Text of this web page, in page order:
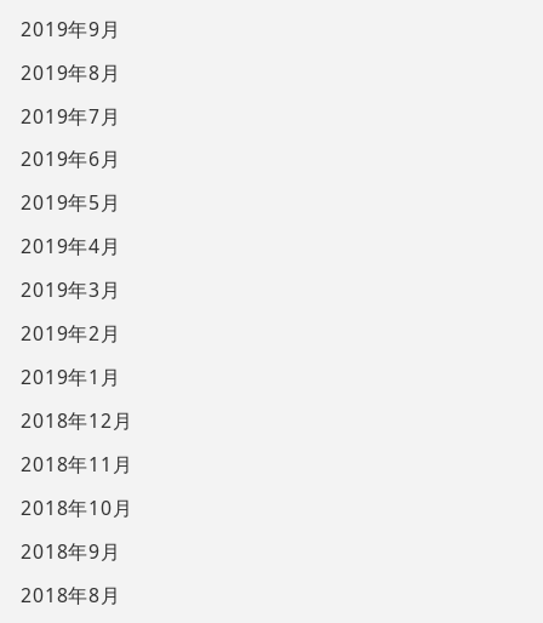
2019年9月
2019年8月
2019年7月
2019年6月
2019年5月
2019年4月
2019年3月
2019年2月
2019年1月
2018年12月
2018年11月
2018年10月
2018年9月
2018年8月